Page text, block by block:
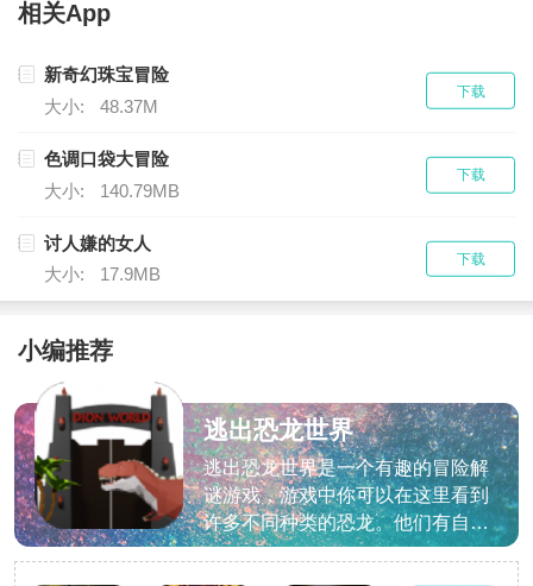
相关App
新奇幻珠宝冒险
大小:
48.37M
下载
色调口袋大冒险
大小:
140.79MB
下载
讨人嫌的女人
大小:
17.9MB
下载
小编推荐
逃出恐龙世界
2024
逃出恐龙世界是一个有趣的冒险解
谜游戏，游戏中你可以在这里看到
许多不同种类的恐龙。他们有自己
独特的技能，接受全面的挑战，有